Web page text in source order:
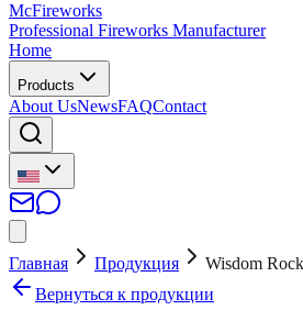
McFireworks
Professional Fireworks Manufacturer
Home
Products
About UsNewsFAQContact
Главная Продукция
Wisdom
Вернуться к продукции